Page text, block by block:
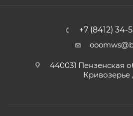
+7 (8412) 34-
440031 Пензенская
Кривозерье ,